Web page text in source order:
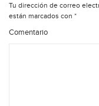
Tu dirección de correo
están marcados con *
Comentario